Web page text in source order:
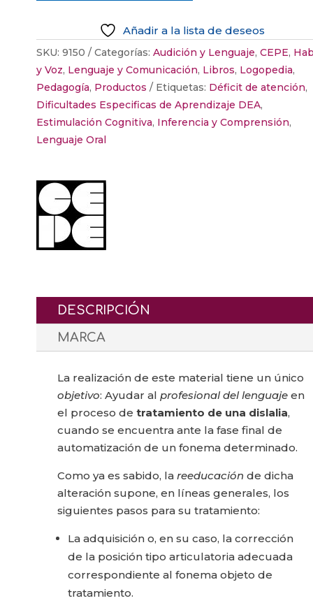
Añadir a la lista de deseos
SKU: 9150 Categorías: Audición y Lenguaje, CEPE,
y Voz, Lenguaje y Comunicación, Libros, Logopedia,
Pedagogía, Productos Etiquetas: Déficit de atención,
Dificultades Especificas de Aprendizaje DEA,
Estimulación Cognitiva, Inferencia y Comprensión,
Lenguaje Oral
DESCRIPCIÓN
MARCA
La realización de este material tiene un único
objetivo: Ayudar al profesional del lenguaje en
el proceso de tratamiento de una dislalia,
cuando se encuentra ante la fase final de
automatización de un fonema determinado.
Como ya es sabido, la reeducación de dicha
alteración supone, en lí­neas generales, los
siguientes pasos para su tratamiento:
La adquisición o, en su caso, la corrección
de la posición tipo articu­latoria adecuada
correspondiente al fonema objeto de
tratamiento.